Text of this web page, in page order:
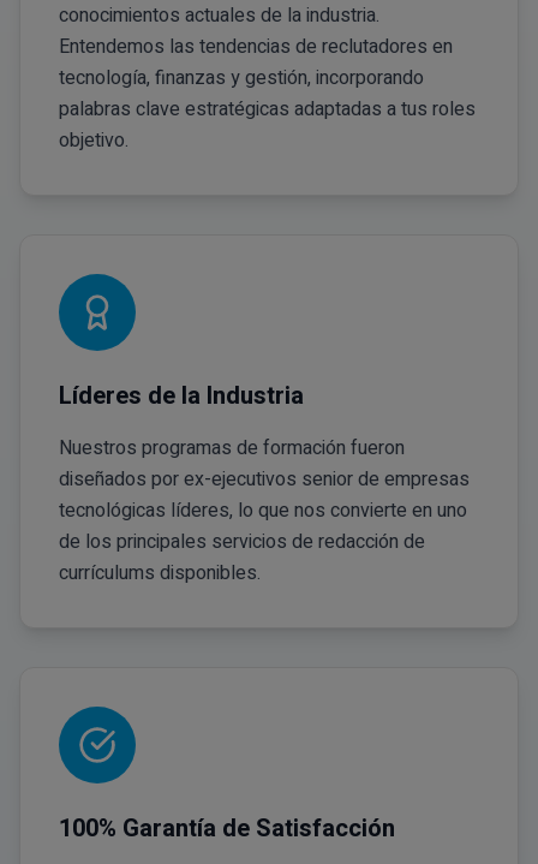
conocimientos actuales de la industria.
Entendemos las tendencias de reclutadores en
tecnología, finanzas y gestión, incorporando
palabras clave estratégicas adaptadas a tus roles
objetivo.
Líderes de la Industria
Nuestros programas de formación fueron
diseñados por ex-ejecutivos senior de empresas
tecnológicas líderes, lo que nos convierte en uno
de los principales servicios de redacción de
currículums disponibles.
100% Garantía de Satisfacción